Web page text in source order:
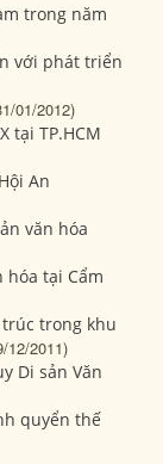
trong năm
với phát triển
01/2012)
tại TP.HCM
An
văn hóa
hóa tại Cẩm
trong khu
12/2011)
Di sản Văn
quyển thế